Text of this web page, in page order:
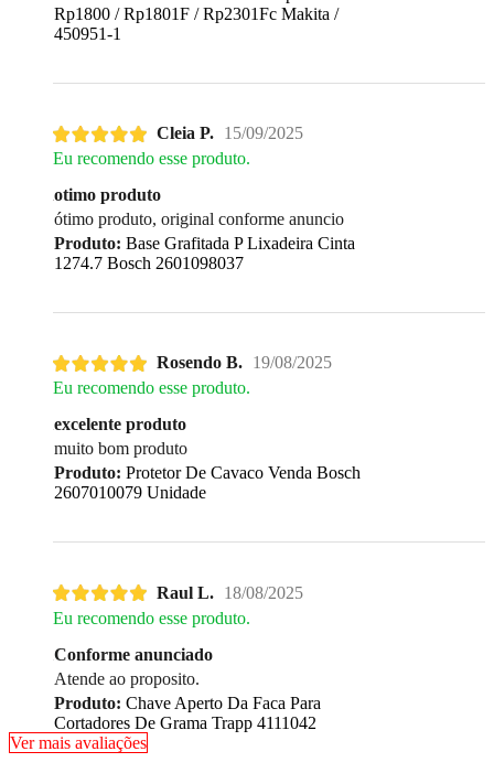
Rp1800 / Rp1801F / Rp2301Fc Makita /
450951-1
Cleia P. 15/09/2025
Eu recomendo esse produto.
otimo produto
ótimo produto, original conforme anuncio
Produto: Base Grafitada P Lixadeira Cinta
1274.7 Bosch 2601098037
Rosendo B. 19/08/2025
Eu recomendo esse produto.
excelente produto
muito bom produto
Produto: Protetor De Cavaco Venda Bosch
2607010079 Unidade
Raul L. 18/08/2025
Eu recomendo esse produto.
Conforme anunciado
Atende ao proposito.
Produto: Chave Aperto Da Faca Para
Cortadores De Grama Trapp 4111042
Ver mais avaliações